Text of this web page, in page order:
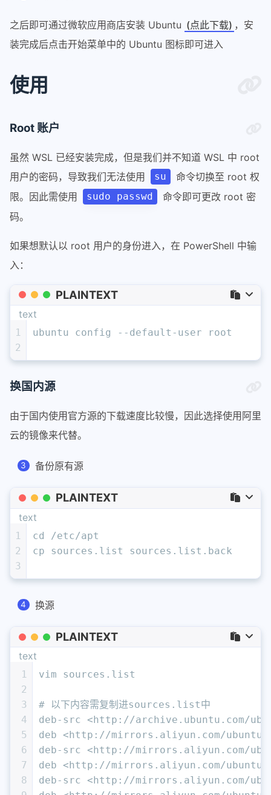
之后即可通过微软应用商店安装 Ubuntu (点此下载) ，安
装完成后点击开始菜单中的 Ubuntu 图标即可进入
使用
Root 账户
虽然 WSL 已经安装完成，但是我们并不知道 WSL 中 root
用户的密码，导致我们无法使用
su
命令切换至 root 权
限。因此需使用
sudo passwd
命令即可更改 root 密
码。
如果想默认以 root 用户的身份进入，在 PowerShell 中输
入：
PLAINTEXT
text
1
2
ubuntu config --default-user root
换国内源
由于国内使用官方源的下载速度比较慢，因此选择使用阿里
云的镜像来代替。
备份原有源
PLAINTEXT
text
1
2
3
cd /etc/apt
cp sources.list sources.list.back
换源
PLAINTEXT
text
1
2
3
4
5
6
7
8
vim sources.list
# 以下内容需复制进sources.list中
deb-src <http://archive.ubuntu.com/
deb <http://mirrors.aliyun.com/
deb-src <http://mirrors.aliyun.com/
deb <http://mirrors.aliyun.com/
deb-src <http://mirrors.aliyun.com/